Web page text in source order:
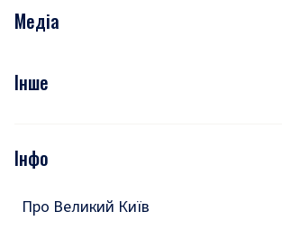
Рецепти
Медіа
Фото
Подкасти
Інше
Тести
Інфо
Про Великий Київ